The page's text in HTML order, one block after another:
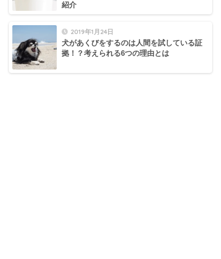
紹介
2019年1月24日
犬があくびをするのは人間を試している証
拠！？考えられる6つの理由とは